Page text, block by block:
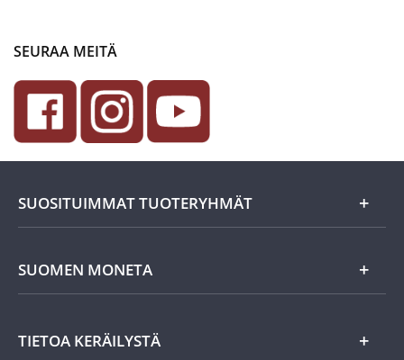
SEURAA MEITÄ
SUOSITUIMMAT TUOTERYHMÄT
Uutuudet
Eurokolikot
SUOMEN MONETA
TIETOA KERÄILYSTÄ